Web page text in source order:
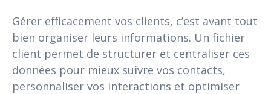
Gérer efficacement vos clients, c’est avant tout
bien organiser leurs informations. Un fichier
client permet de structurer et centraliser ces
données pour mieux suivre vos contacts,
personnaliser vos interactions et optimiser